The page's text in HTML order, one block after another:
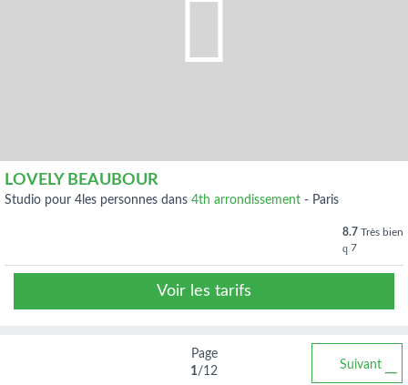
LOVELY BEAUBOUR
studio pour 4les personnes dans 4th arrondissement - Paris
8.7 Très bien
7
Voir les tarifs
Page
1/12 Suivant